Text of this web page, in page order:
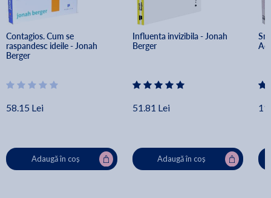
Contagios. Cum se
raspandesc ideile - Jonah
Berger
58.15 Lei
Adaugă în coș
Influenta invizibila - Jonah
Berger
51.81 Lei
Adaugă în coș